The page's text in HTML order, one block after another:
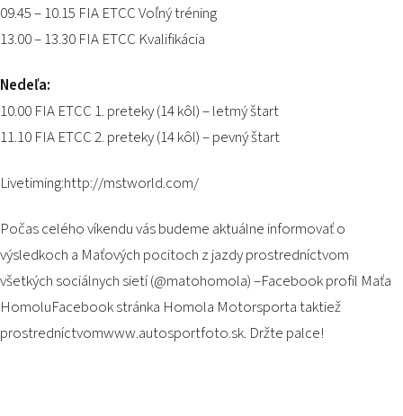
09.45 – 10.15 FIA ETCC Voľný tréning
13.00 – 13.30 FIA ETCC Kvalifikácia
Nedeľa:
10.00 FIA ETCC 1. preteky (14 kôl) – letmý štart
11.10 FIA ETCC 2. preteky (14 kôl) – pevný štart
Livetiming:http://mstworld.com/
Počas celého víkendu vás budeme aktuálne informovať o
výsledkoch a Maťových pocitoch z jazdy prostredníctvom
všetkých sociálnych sietí (@matohomola) –Facebook profil Maťa
HomoluFacebook stránka Homola Motorsporta taktiež
prostredníctvomwww.autosportfoto.sk. Držte palce!